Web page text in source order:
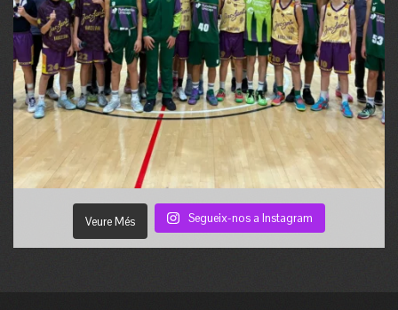
Veure Més Segueix-nos a Instagram